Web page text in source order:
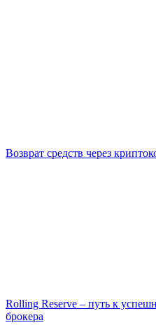
Возврат средств через
Rolling Reserve – путь к
брокера